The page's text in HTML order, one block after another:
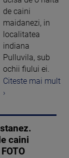
de caini
maidanezi, in
localitatea
indiana
Pulluvila, sub
ochii fiului ei.
Citeste mai mult
›
caini